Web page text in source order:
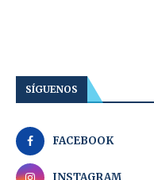
SÍGUENOS
FACEBOOK